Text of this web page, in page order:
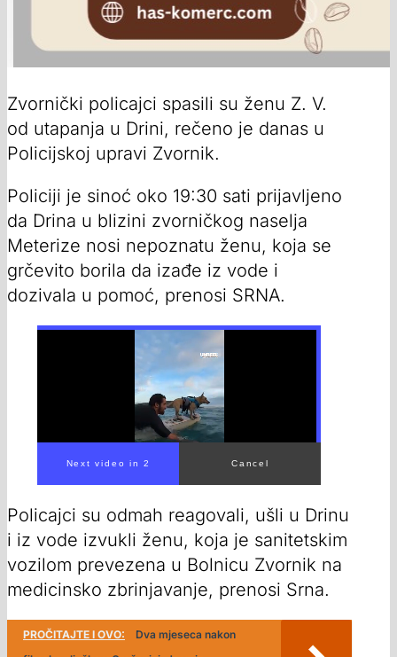
Zvornički policajci spasili su ženu Z. V.
od utapanja u Drini, rečeno je danas u
Policijskoj upravi Zvornik.
Policiji je sinoć oko 19:30 sati prijavljeno
da Drina u blizini zvorničkog naselja
Meterize nosi nepoznatu ženu, koja se
grčevito borila da izađe iz vode i
dozivala u pomoć, prenosi SRNA.
Policajci su odmah reagovali, ušli u Drinu
i iz vode izvukli ženu, koja je sanitetskim
vozilom prevezena u Bolnicu Zvornik na
medicinsko zbrinjavanje, prenosi Srna.
PROČITAJTE I OVO:
Dva mjeseca nakon